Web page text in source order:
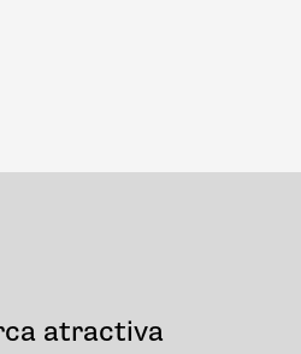
atractiva